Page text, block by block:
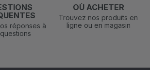
réponses à
OÙ ACHETER
Trouvez nos produits en
ligne ou en magasin